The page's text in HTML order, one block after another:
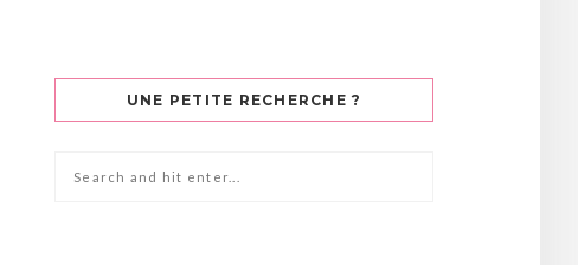
UNE PETITE RECHERCHE ?